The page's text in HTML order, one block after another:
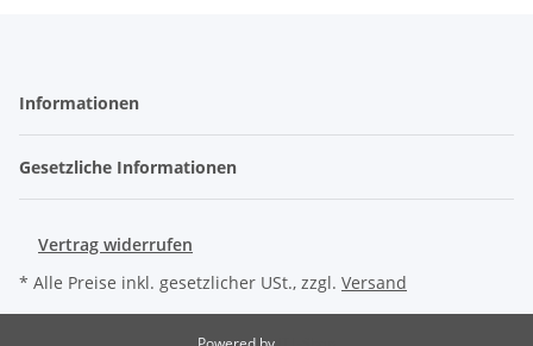
Informationen
Gesetzliche Informationen
Vertrag widerrufen
* Alle Preise inkl. gesetzlicher USt., zzgl. Versand